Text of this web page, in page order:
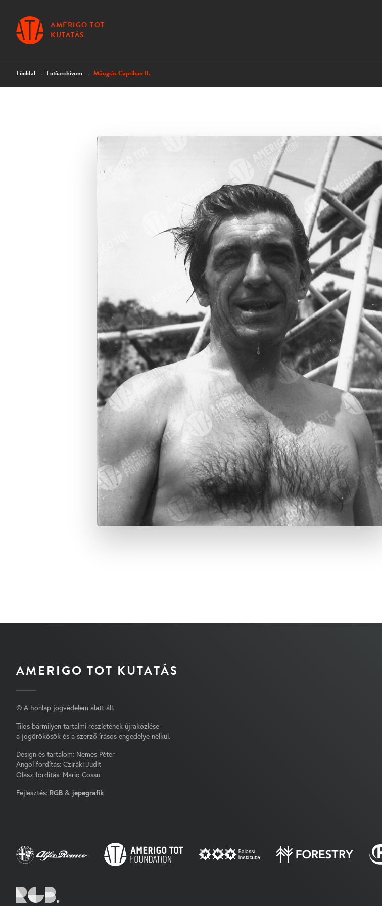
AMERIGO TOT
KUTATÁS
Főoldal Fotóarchívum Műugrás Capriban II.
AMERIGO TOT KUTATÁS
© A honlap jogvédelem alatt áll.
Tilos bármilyen tartalmi részletének újraközlése
a jogörökösök és a szerző írásos engedélye nélkül.
Design és tartalom: Nemes Péter
Angol fordítás: Cziráki Judit
Olasz fordítás: Mario Cossu
Fejlesztés: RGB & jepegrafik